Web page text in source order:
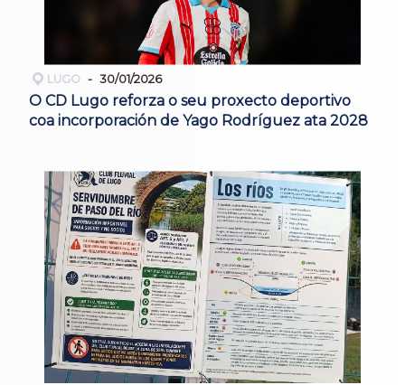
LUGO 30/01/2026
O CD Lugo reforza o seu proxecto deportivo
coa incorporación de Yago Rodríguez ata 2028